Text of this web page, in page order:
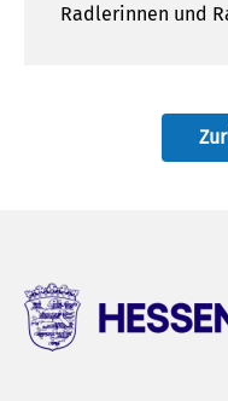
Radlerinnen und